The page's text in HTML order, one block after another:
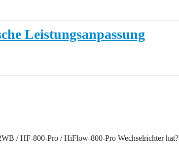
Leistungsanpassung
/ HF-800-Pro / HiFlow-800-Pro Wechselrichter hat?